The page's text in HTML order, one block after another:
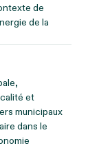
de
de la
et
municipaux
dans le